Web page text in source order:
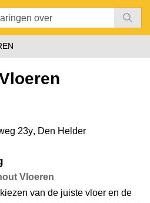
23y, Den Helder
Vloeren
van de juiste vloer en de